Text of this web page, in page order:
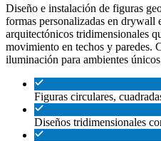
Diseño e instalación de figuras
formas personalizadas en drywall
arquitectónicos tridimensionales
movimiento en techos y paredes.
iluminación para ambientes
Figuras circulares,
Diseños tridimensionales